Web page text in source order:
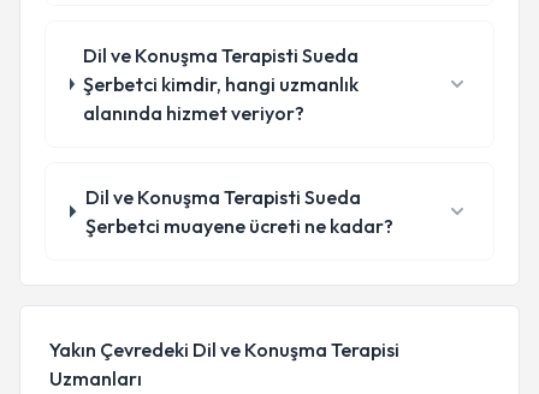
Dil ve Konuşma Terapisti Sueda
Şerbetci kimdir, hangi uzmanlık
alanında hizmet veriyor?
Dil ve Konuşma Terapisti Sueda
Şerbetci muayene ücreti ne kadar?
Yakın Çevredeki Dil ve Konuşma Terapisi
Uzmanları